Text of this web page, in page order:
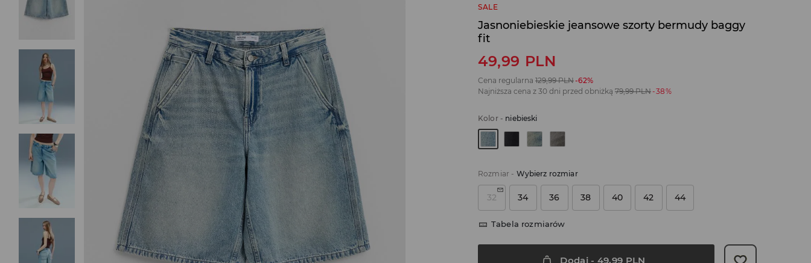
SALE
Jasnoniebieskie jeansowe szorty bermudy baggy
fit
49,99 PLN
Cena regularna 129,99 PLN-62%
Najniższa cena z 30 dni przed obniżką 79,99 PLN-38%
Kolor- niebieski
Rozmiar - Wybierz rozmiar
32 34 36 38 40 42 44
Tabela rozmiarów
Dodaj- 49,99 PLN